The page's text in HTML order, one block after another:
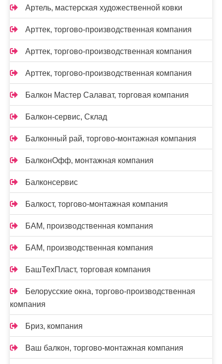
Артель, мастерская художественной ковки
Арттек, торгово-производственная компания
Арттек, торгово-производственная компания
Арттек, торгово-производственная компания
Балкон Мастер Салават, торговая компания
Балкон-сервис, Склад
Балконный рай, торгово-монтажная компания
БалконОфф, монтажная компания
Балконсервис
Балкост, торгово-монтажная компания
БАМ, производственная компания
БАМ, производственная компания
БашТехПласт, торговая компания
Белорусские окна, торгово-производственная
компания
Бриз, компания
Ваш балкон, торгово-монтажная компания